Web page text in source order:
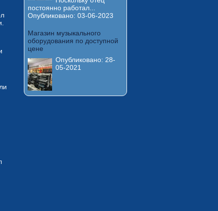
постоянно работал...
Опубликовано: 03-06-2023
Магазин музыкального
оборудования по доступной
цене
Опубликовано: 28-
05-2021